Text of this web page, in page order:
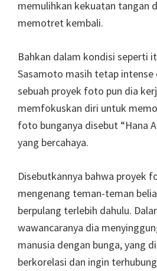
memulihkan kekuatan tangan
memotret kembali.
Bahkan dalam kondisi seperti
Sasamoto masih tetap
sebuah proyek foto pun dia
memfokuskan diri untuk
foto bunganya disebut “Hana
yang bercahaya.
Disebutkannya bahwa proyek
mengenang teman-teman
berpulang terlebih dahulu.
wawancaranya dia
manusia dengan bunga, yang
berkorelasi dan ingin